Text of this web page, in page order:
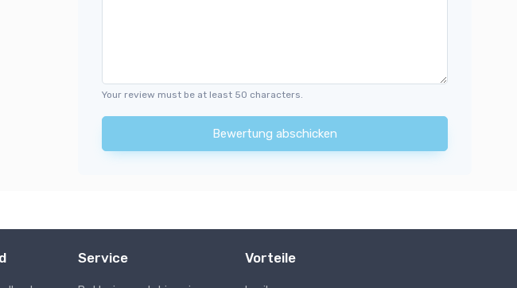
Your review must be at least 50 characters.
Bewertung abschicken
Service Vorteile